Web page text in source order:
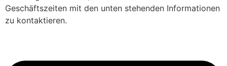
Geschäftszeiten mit den unten stehenden Informationen
zu kontaktieren.